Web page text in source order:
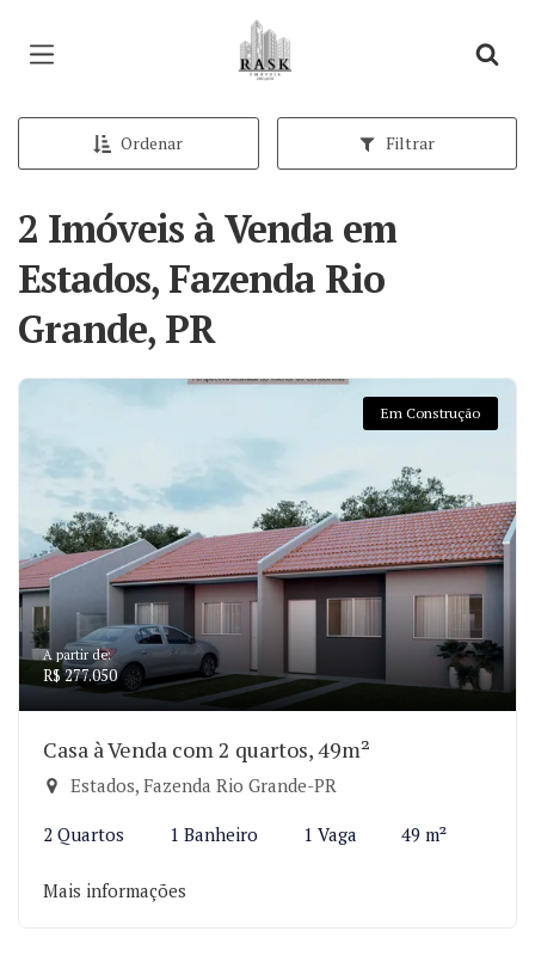
Página inicial
Ordenar Filtrar
2 Imóveis à Venda em
Estados, Fazenda Rio
Grande, PR
Em Construção
A partir de:
R$ 277.050
Casa à Venda com 2 quartos, 49m²
Estados, Fazenda Rio Grande-PR
2 Quartos 1 Banheiro 1 Vaga 49 m²
Mais informações